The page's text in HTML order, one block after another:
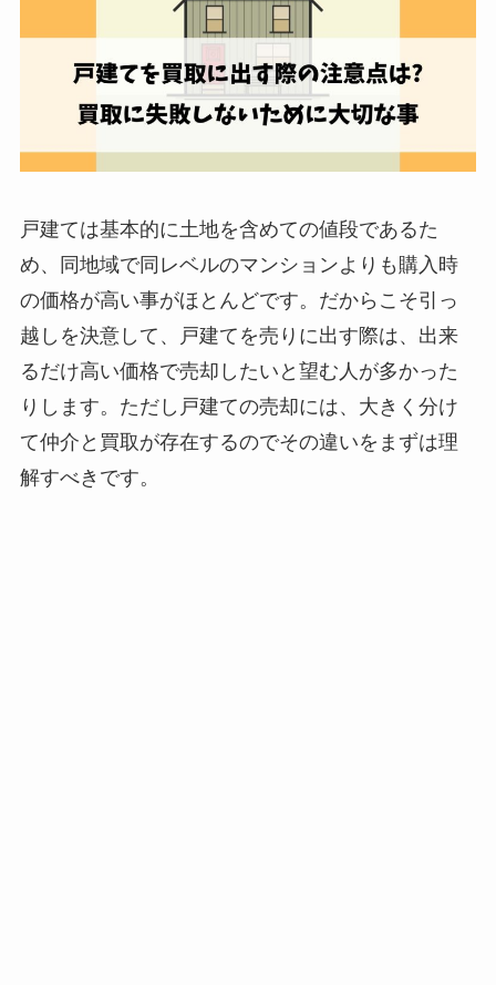
戸建ては基本的に土地を含めての値段であるた
め、同地域で同レベルのマンションよりも購入時
の価格が高い事がほとんどです。だからこそ引っ
越しを決意して、戸建てを売りに出す際は、出来
るだけ高い価格で売却したいと望む人が多かった
りします。ただし戸建ての売却には、大きく分け
て仲介と買取が存在するのでその違いをまずは理
解すべきです。